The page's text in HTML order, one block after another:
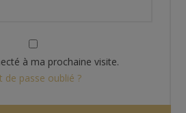
à ma prochaine visite.
de passe oublié ?